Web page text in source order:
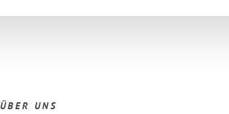
ÜBER UNS